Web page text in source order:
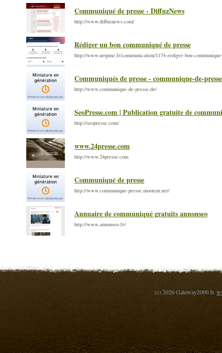
Communiqué de presse - DiffuzNews
http://www.diffuznews.com/
Rédiger un bon communiqué de presse
http://www.netpme.fr/communication/1174-rediger-bon-
Communiqués de presse - communique-de-
http://www.communique-de-presse.de/
SeoPresse.com | Publication gratuite de
http://seopresse.com/
www.24presse.com
http://www.24presse.com
Communiqué de presse
http://www.communique-presse.mooteur.net/
Annuaire de communiqué gratuits annonseo
http://www.annonseo.fr/
(c) 2026 Gateway2000.fr.